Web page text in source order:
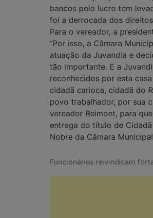
bancos pelo lucro tem
foi a derrocada dos
Para o vereador, a
“Por isso, a Câmara
atuação da Juvandia e
tão importante. E a
reconhecidos por esta
cidadã carioca, cidadã do
povo trabalhador, por sua
vereador Reimont, para
entrega do título de
Nobre da Câmara
Funcionários reivindicam